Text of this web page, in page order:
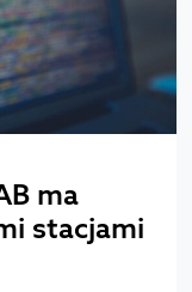
ma
stacjami